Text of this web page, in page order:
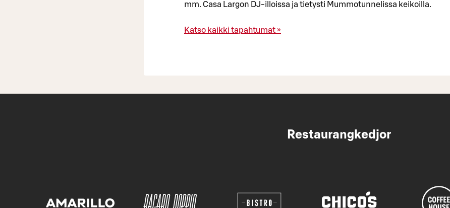
mm. Casa Largon DJ-illoissa ja tietysti Mummotunnelissa keikoilla.
Katso kaikki tapahtumat »
Restaurangkedjor